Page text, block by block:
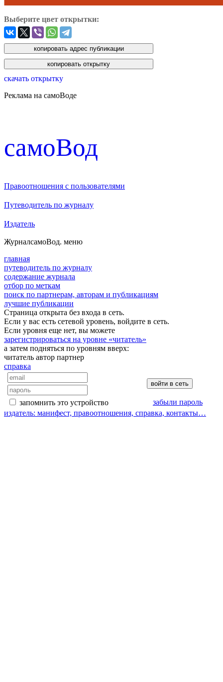
Выберите цвет открытки:
скачать открытку
Реклама на самоВоде
cамоВод
Правоотношения с пользователями
Путеводитель по журналу
Издатель
ЖурналсамоВод. меню
главная
путеводитель по журналу
содержание журнала
отбор по меткам
поиск по партнерам, авторам и публикациям
лучшие публикации
Страница открыта без входа в сеть.
Если у вас есть сетевой уровень, войдите в сеть.
Если уровня еще нет, вы можете
зарегистрироваться на уровне «читатель»
а затем подняться по уровням вверх:
читатель автор партнер
справка
запомнить это устройство
забыли пароль
издатель: манифест, правоотношения, справка, контакты…